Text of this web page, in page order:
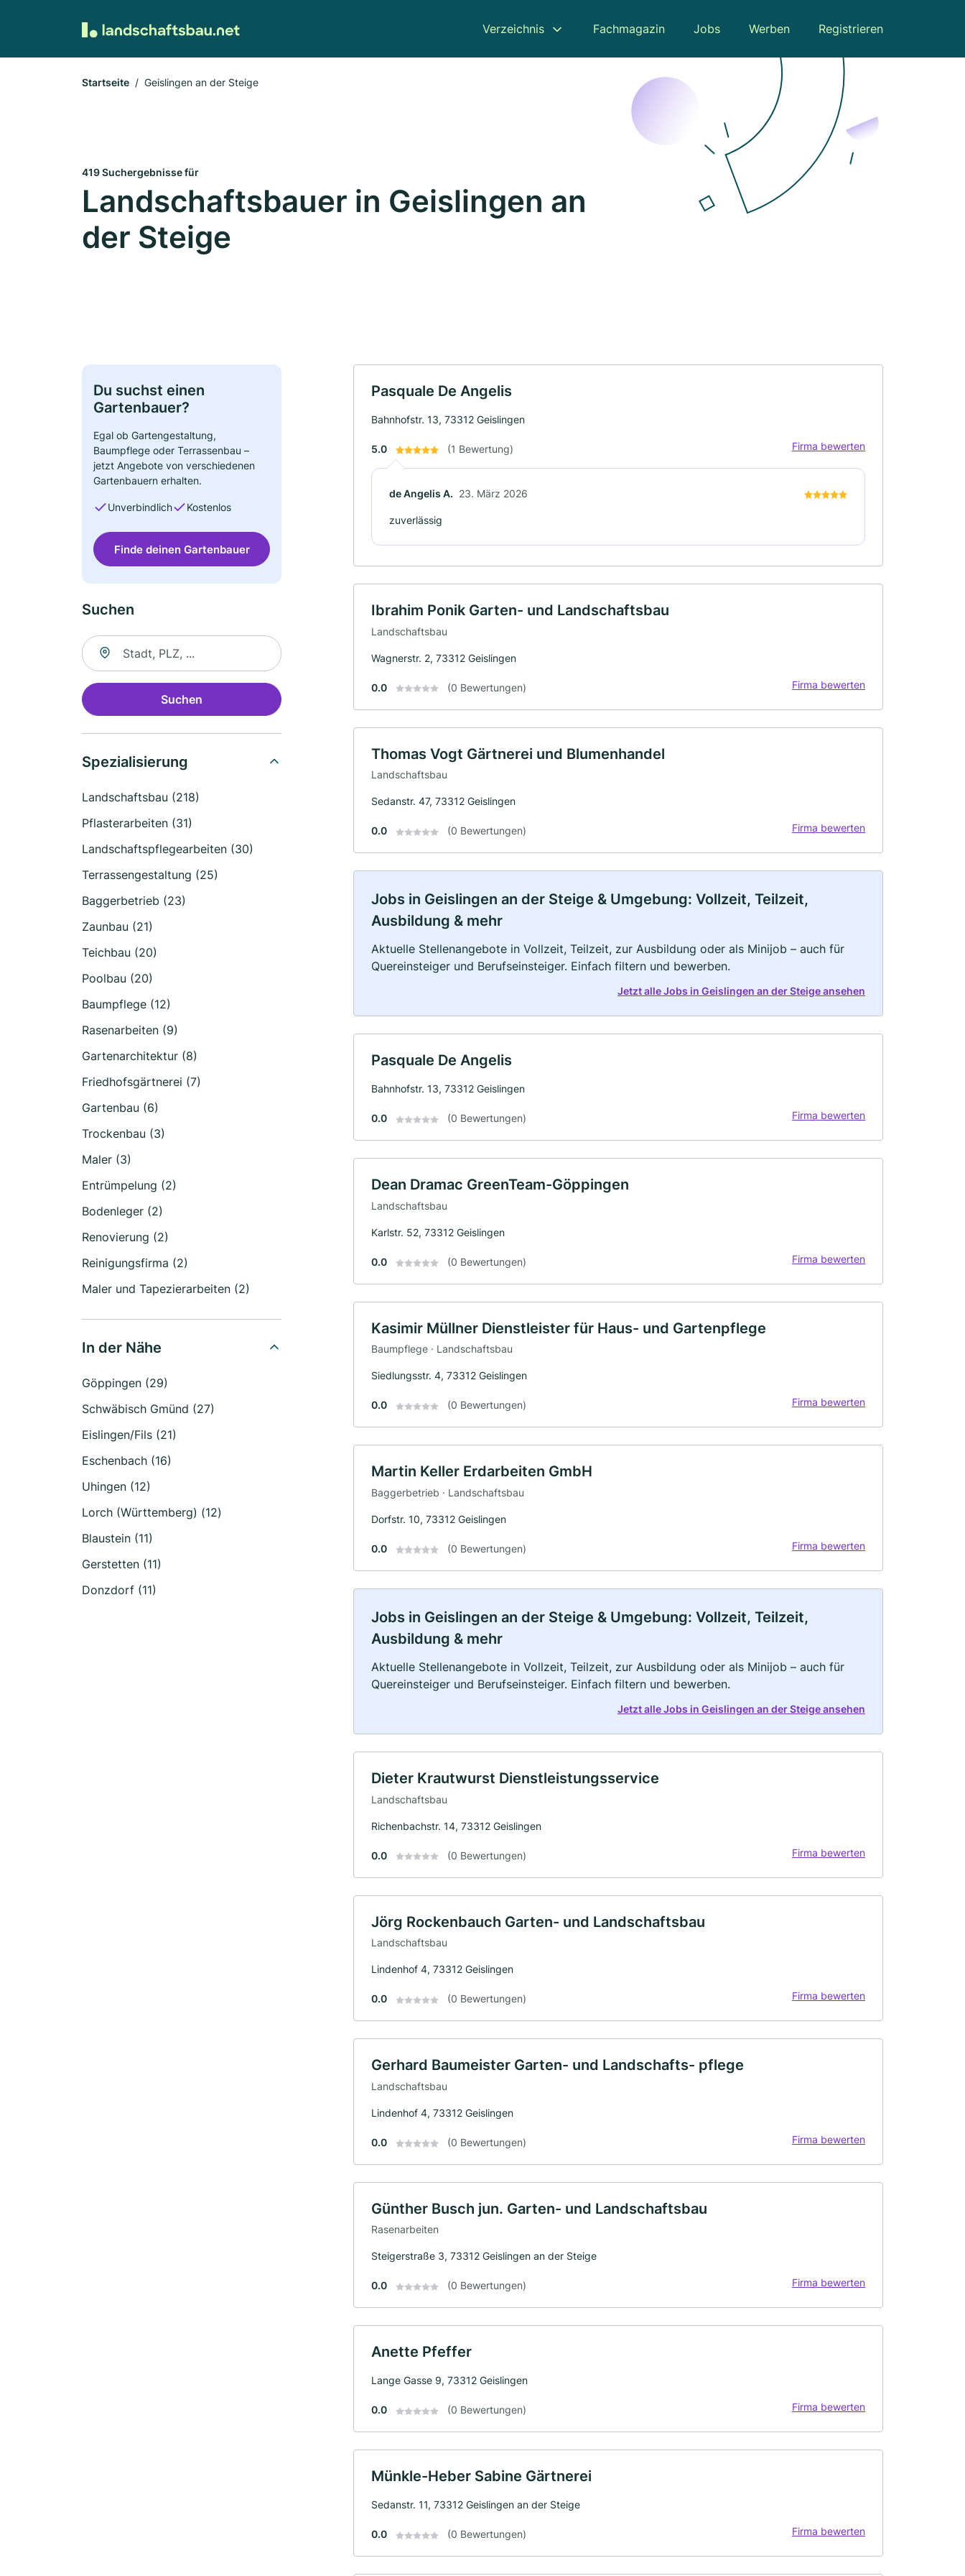
Verzeichnis Fachmagazin Jobs Werben Registrieren
Startseite Geislingen an der Steige
419 Suchergebnisse für
Landschaftsbauer in Geislingen an
der Steige
Du suchst einen
Gartenbauer?
Egal ob Gartengestaltung,
Baumpflege oder Terrassenbau –
jetzt Angebote von verschiedenen
Gartenbauern erhalten.
Unverbindlich Kostenlos
Finde deinen Gartenbauer
Suchen
Suche nach Ort
Suchen
Spezialisierung
Landschaftsbau (218)
Pflasterarbeiten (31)
Landschaftspflegearbeiten (30)
Terrassengestaltung (25)
Baggerbetrieb (23)
Zaunbau (21)
Teichbau (20)
Poolbau (20)
Baumpflege (12)
Rasenarbeiten (9)
Gartenarchitektur (8)
Friedhofsgärtnerei (7)
Gartenbau (6)
Trockenbau (3)
Maler (3)
Entrümpelung (2)
Bodenleger (2)
Renovierung (2)
Reinigungsfirma (2)
Maler und Tapezierarbeiten (2)
In der Nähe
Göppingen (29)
Schwäbisch Gmünd (27)
Eislingen/Fils (21)
Eschenbach (16)
Uhingen (12)
Lorch (Württemberg) (12)
Blaustein (11)
Gerstetten (11)
Donzdorf (11)
Pasquale De Angelis
Bahnhofstr. 13, 73312 Geislingen
5.0 (1 Bewertung) Firma bewerten
de Angelis A. 23. März 2026
zuverlässig
Ibrahim Ponik Garten- und Landschaftsbau
Landschaftsbau
Wagnerstr. 2, 73312 Geislingen
0.0 (0 Bewertungen) Firma bewerten
Thomas Vogt Gärtnerei und Blumenhandel
Landschaftsbau
Sedanstr. 47, 73312 Geislingen
0.0 (0 Bewertungen) Firma bewerten
Jobs in Geislingen an der Steige & Umgebung: Vollzeit, Teilzeit,
Ausbildung & mehr
Aktuelle Stellenangebote in Vollzeit, Teilzeit, zur Ausbildung oder als Minijob – auch für
Quereinsteiger und Berufseinsteiger. Einfach filtern und bewerben.
Jetzt alle Jobs in Geislingen an der Steige ansehen
Pasquale De Angelis
Bahnhofstr. 13, 73312 Geislingen
0.0 (0 Bewertungen) Firma bewerten
Dean Dramac GreenTeam-Göppingen
Landschaftsbau
Karlstr. 52, 73312 Geislingen
0.0 (0 Bewertungen) Firma bewerten
Kasimir Müllner Dienstleister für Haus- und Gartenpflege
Baumpflege · Landschaftsbau
Siedlungsstr. 4, 73312 Geislingen
0.0 (0 Bewertungen) Firma bewerten
Martin Keller Erdarbeiten GmbH
Baggerbetrieb · Landschaftsbau
Dorfstr. 10, 73312 Geislingen
0.0 (0 Bewertungen) Firma bewerten
Jobs in Geislingen an der Steige & Umgebung: Vollzeit, Teilzeit,
Ausbildung & mehr
Aktuelle Stellenangebote in Vollzeit, Teilzeit, zur Ausbildung oder als Minijob – auch für
Quereinsteiger und Berufseinsteiger. Einfach filtern und bewerben.
Jetzt alle Jobs in Geislingen an der Steige ansehen
Dieter Krautwurst Dienstleistungsservice
Landschaftsbau
Richenbachstr. 14, 73312 Geislingen
0.0 (0 Bewertungen) Firma bewerten
Jörg Rockenbauch Garten- und Landschaftsbau
Landschaftsbau
Lindenhof 4, 73312 Geislingen
0.0 (0 Bewertungen) Firma bewerten
Gerhard Baumeister Garten- und Landschafts- pflege
Landschaftsbau
Lindenhof 4, 73312 Geislingen
0.0 (0 Bewertungen) Firma bewerten
Günther Busch jun. Garten- und Landschaftsbau
Rasenarbeiten
Steigerstraße 3, 73312 Geislingen an der Steige
0.0 (0 Bewertungen) Firma bewerten
Anette Pfeffer
Lange Gasse 9, 73312 Geislingen
0.0 (0 Bewertungen) Firma bewerten
Münkle-Heber Sabine Gärtnerei
Sedanstr. 11, 73312 Geislingen an der Steige
0.0 (0 Bewertungen) Firma bewerten